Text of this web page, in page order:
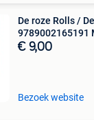
De roze Rolls /
9789002165191
€ 9,00
Bezoek website